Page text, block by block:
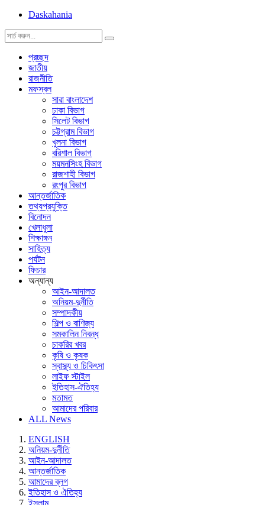
Daskahania
প্রচ্ছদ
জাতীয়
রাজনীতি
মফস্বল
সারা বাংলাদেশ
ঢাকা বিভাগ
সিলেট বিভাগ
চট্টগ্রাম বিভাগ
খুলনা বিভাগ
বরিশাল বিভাগ
ময়মনসিংহ বিভাগ
রাজশাহী বিভাগ
রংপুর বিভাগ
আন্তর্জাতিক
তথ্যপ্রযুক্তি
বিনোদন
খেলাধুলা
শিক্ষাঙ্গন
সাহিত্য
পর্যটন
ফিচার
অন্যান্য
আইন-আদালত
অনিয়ম-দুর্নীতি
সম্পাদকীয়
শিল্প ও বাণিজ্য
সমকালিন নিবন্ধ
চাকরির খবর
কৃষি ও কৃষক
স্বাস্থ্য ও চিকিৎসা
লাইফ স্টাইল
ইতিহাস-ঐতিহ্য
মতামত
আমাদের পরিবার
ALL News
ENGLISH
অনিয়ম-দুর্নীতি
আইন-আদালত
আন্তর্জাতিক
আমাদের ব্লগ
ইতিহাস ও ঐতিহ্য
ইসলাম